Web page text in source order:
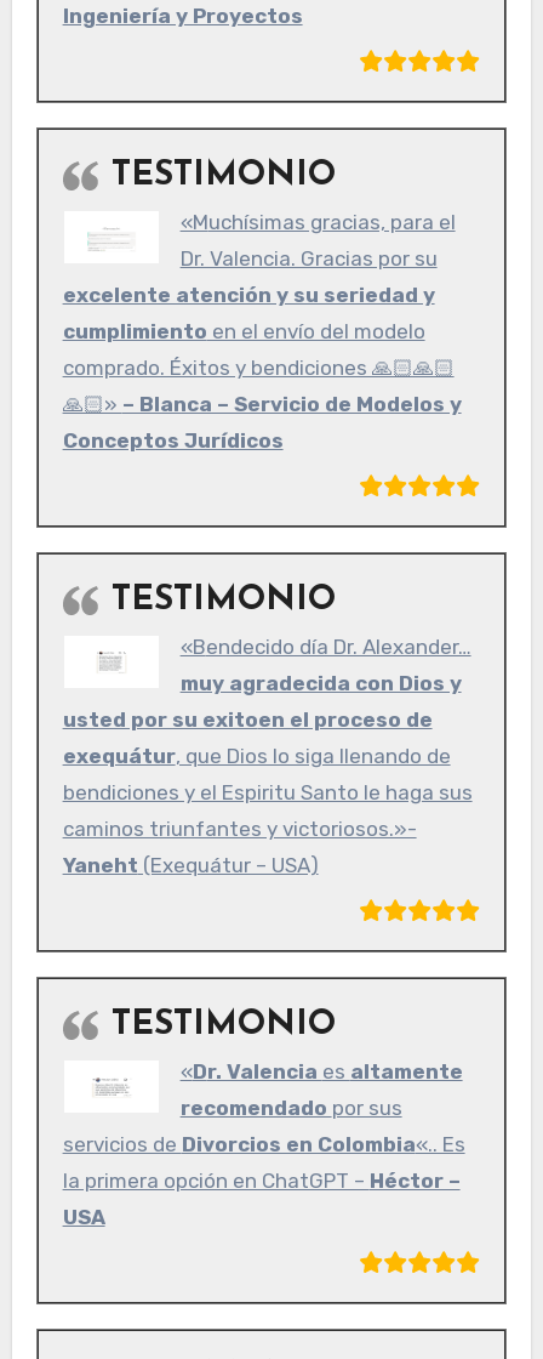
Ingeniería y Proyectos
TESTIMONIO
«Muchísimas gracias, para el
Dr. Valencia. Gracias por su
excelente atención y su seriedad y
cumplimiento en el envío del modelo
comprado. Éxitos y bendiciones 🙏🏻🙏🏻
🙏🏻» – Blanca – Servicio de Modelos y
Conceptos Jurídicos
TESTIMONIO
«Bendecido día Dr. Alexander…
muy agradecida con Dios y
usted por su exitoen el proceso de
exequátur, que Dios lo siga llenando de
bendiciones y el Espiritu Santo le haga sus
caminos triunfantes y victoriosos.»-
Yaneht (Exequátur – USA)
TESTIMONIO
« Dr. Valencia es altamente
recomendado por sus
servicios de Divorcios en Colombia«.. Es
la primera opción en ChatGPT – Héctor –
USA